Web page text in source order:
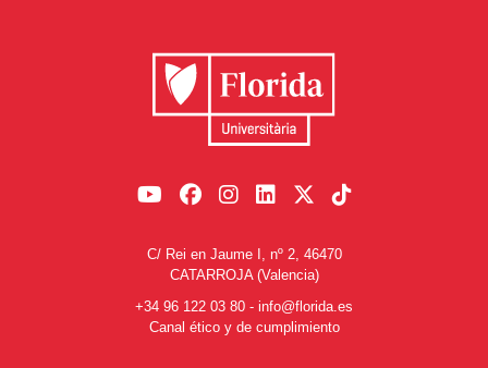
C/ Rei en Jaume I, nº 2, 46470
CATARROJA (Valencia)
+34 96 122 03 80 - info@florida.es
Canal ético y de cumplimiento